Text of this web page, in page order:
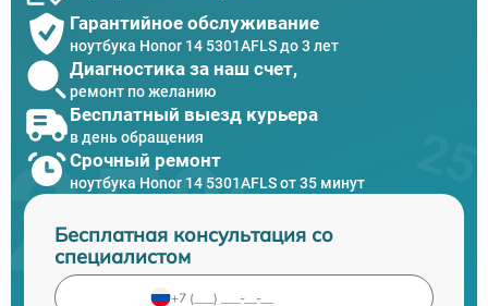
Гарантийное обслуживание
ноутбука Honor 14 5301AFLS до 3 лет
Диагностика за наш счет,
ремонт по желанию
Бесплатный выезд курьера
в день обращения
Срочный ремонт
ноутбука Honor 14 5301AFLS от 35 минут
Бесплатная консультация со
специалистом